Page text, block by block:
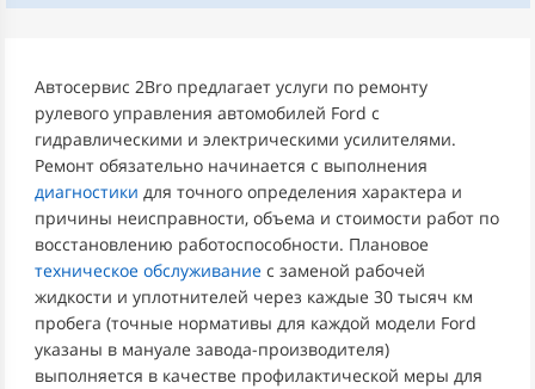
Автосервис 2Bro предлагает услуги по ремонту
рулевого управления автомобилей Ford с
гидравлическими и электрическими усилителями.
Ремонт обязательно начинается с выполнения
диагностики для точного определения характера и
причины неисправности, объема и стоимости работ по
восстановлению работоспособности. Плановое
техническое обслуживание с заменой рабочей
жидкости и уплотнителей через каждые 30 тысяч км
пробега (точные нормативы для каждой модели Ford
указаны в мануале завода-производителя)
выполняется в качестве профилактической меры для